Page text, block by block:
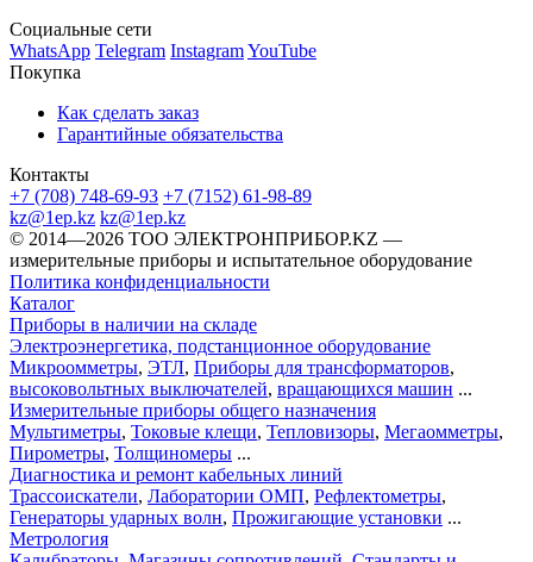
Социальные сети
WhatsApp Telegram InstagramYouTube
Покупка
Как сделать заказ
Гарантийные обязательства
Контакты
+7 (708) 748-69-93 +7 (7152) 61-98-89
kz@1ep.kz kz@1ep.kz
©️ 2014—2026 ТОО ЭЛЕКТРОНПРИБОР.KZ —
измерительные приборы и испытательное оборудование
Политика конфиденциальности
Каталог
Приборы в наличии на складе
Электроэнергетика, подстанционное оборудование
Микроомметры, ЭТЛ, Приборы для трансформаторов,
высоковольтных выключателей, вращающихся машин ...
Измерительные приборы общего назначения
Мультиметры, Токовые клещи, Тепловизоры, Мегаомметры,
Пирометры, Толщиномеры ...
Диагностика и ремонт кабельных линий
Трассоискатели, Лаборатории ОМП, Рефлектометры,
Генераторы ударных волн, Прожигающие установки ...
Метрология